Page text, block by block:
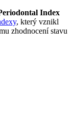
Index
, který vznikl
zhodnocení stavu